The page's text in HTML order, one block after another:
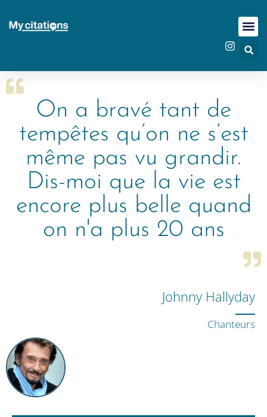
On a bravé tant de
tempêtes qu’on ne s’est
même pas vu grandir.
Dis-moi que la vie est
encore plus belle quand
on n'a plus 20 ans
Johnny Hallyday
Chanteurs